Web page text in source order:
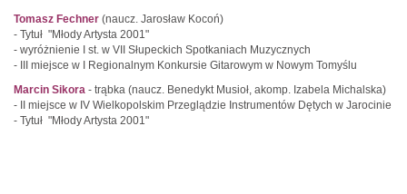
Tomasz Fechner (naucz. Jarosław Kocoń)
- Tytuł "Młody Artysta 2001"
- wyróżnienie I st. w VII Słupeckich Spotkaniach Muzycznych
- III miejsce w I Regionalnym Konkursie Gitarowym w Nowym Tomyślu
Marcin Sikora - trąbka (naucz. Benedykt Musioł, akomp. Izabela Michalska)
- II miejsce w IV Wielkopolskim Przeglądzie Instrumentów Dętych w Jarocinie
- Tytuł "Młody Artysta 2001"